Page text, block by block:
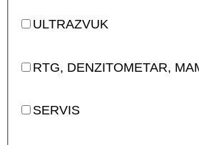
ULTRAZVUK
RTG, DENZITOMETAR,
SERVIS